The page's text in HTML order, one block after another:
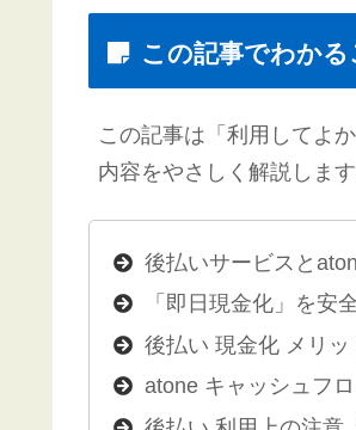
この記事でわかる
この記事は「利用してよ
内容をやさしく解説します
後払いサービスと
「即日現金化」を安
後払い 現金化 メリ
atone キャッシュフ